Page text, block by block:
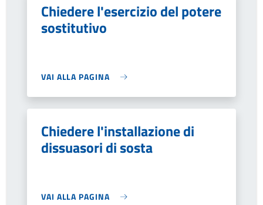
Chiedere l'esercizio del potere
sostitutivo
VAI ALLA PAGINA
Chiedere l'installazione di
dissuasori di sosta
VAI ALLA PAGINA